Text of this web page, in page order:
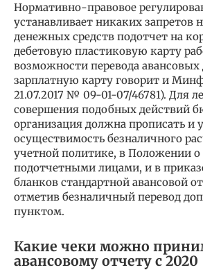
Нормативно-правовое
устанавливает никаких запретов
денежных средств подотчет на
дебетовую пластиковую карту
возможности перевода авансовых
зарплатную карту говорит и
21.07.2017 № 09-01-07/46781). Для
совершения подобных действий
организация должна прописать и
осуществимость безналичного
учетной политике, в Положении о
подотчетными лицами, и в
бланков стандартной авансовой
отметив безналичный перевод
пунктом.
Какие чеки можно
авансовому отчету с 2020